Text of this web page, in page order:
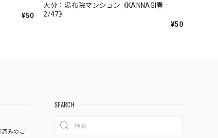
¥50
大分：湯布院マンション《KANNAGI春
2/47》
¥50
みのご
SEARCH